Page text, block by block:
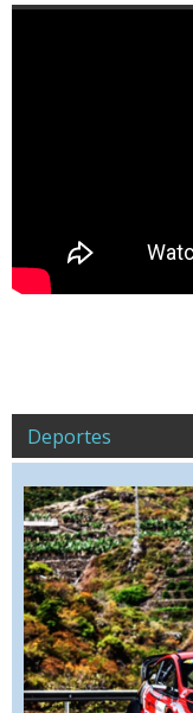
Deportes